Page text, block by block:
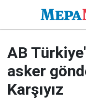
AB
asker
Karşıyız